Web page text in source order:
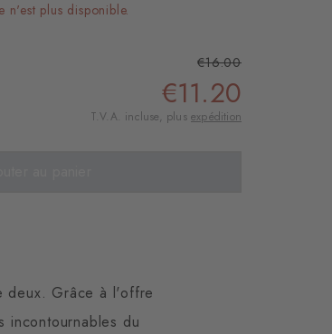
n'est plus disponible.
€16.00
€11.20
T.V.A. incluse, plus expédition
deux. Grâce à l'offre
incontournables du